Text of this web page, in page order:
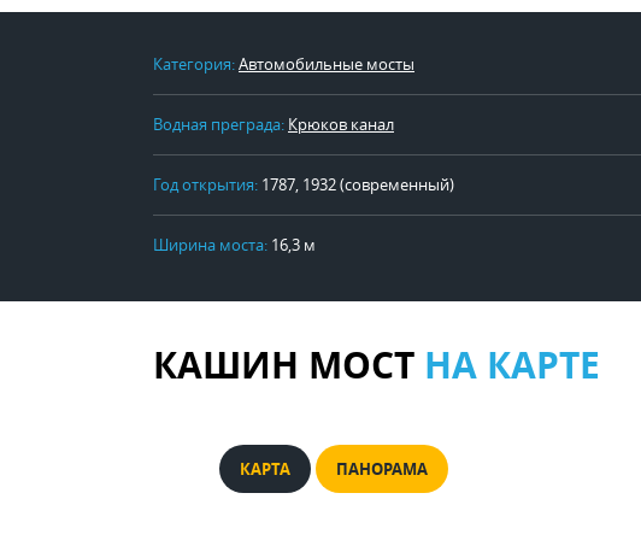
Категория:Автомобильные мосты
Водная преграда: Крюков канал
Год открытия: 1787, 1932 (современный)
Ширина моста: 16,3 м
КАШИН МОСТ НА КАРТЕ
КАРТА ПАНОРАМА